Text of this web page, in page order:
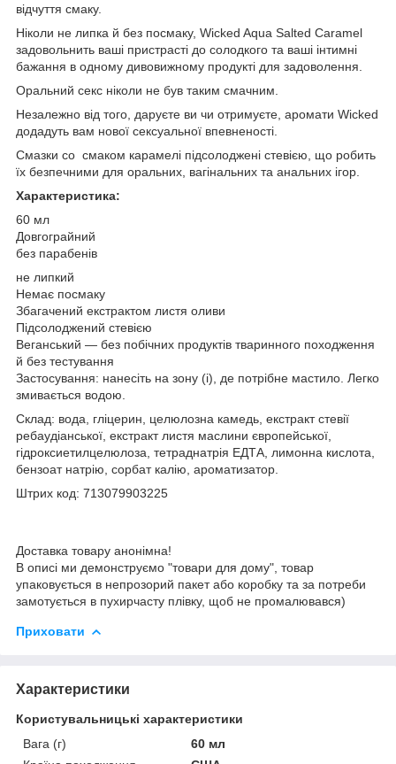
відчуття смаку.
Ніколи не липка й без посмаку, Wicked Aqua Salted Caramel
задовольнить ваші пристрасті до солодкого та ваші інтимні
бажання в одному дивовижному продукті для задоволення.
Оральний секс ніколи не був таким смачним.
Незалежно від того, даруєте ви чи отримуєте, аромати Wicked
додадуть вам нової сексуальної впевненості.
Смазки со смаком карамелі підсолоджені стевією, що робить
їх безпечними для оральних, вагінальних та анальних ігор.
Характеристика:
60 мл
Довгограйний
без парабенів
не липкий
Немає посмаку
Збагачений екстрактом листя оливи
Підсолоджений стевією
Веганський — без побічних продуктів тваринного походження
й без тестування
Застосування: нанесіть на зону (і), де потрібне мастило. Легко
змивається водою.
Склад: вода, гліцерин, целюлозна камедь, екстракт стевії
ребаудіанської, екстракт листя маслини європейської,
гідроксиетилцелюлоза, тетраднатрія ЕДТА, лимонна кислота,
бензоат натрію, сорбат калію, ароматизатор.
Штрих код: 713079903225
Доставка товару анонімна!
В описі ми демонструємо "товари для дому", товар
упаковується в непрозорий пакет або коробку та за потреби
замотується в пухирчасту плівку, щоб не промалювався)
Приховати
Характеристики
Користувальницькі характеристики
Вага (г)
60 мл